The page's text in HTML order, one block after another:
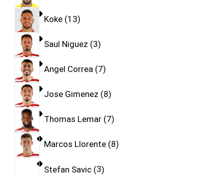
Koke 13
Saul Niguez 3
Angel Correa 7
Jose Gimenez 8
Thomas Lemar 7
Marcos Llorente 8
Stefan Savic 3